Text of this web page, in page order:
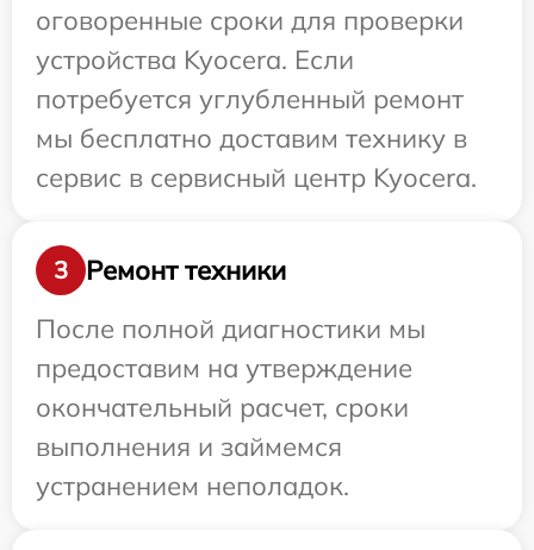
оговоренные сроки для проверки
устройства Kyocera. Если
потребуется углубленный ремонт
мы бесплатно доставим технику в
сервис в сервисный центр Kyocera.
3
Ремонт техники
После полной диагностики мы
предоставим на утверждение
окончательный расчет, сроки
выполнения и займемся
устранением неполадок.